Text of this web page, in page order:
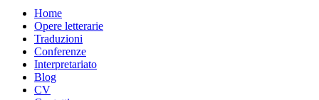
Home
Opere letterarie
Traduzioni
Conferenze
Interpretariato
Blog
CV